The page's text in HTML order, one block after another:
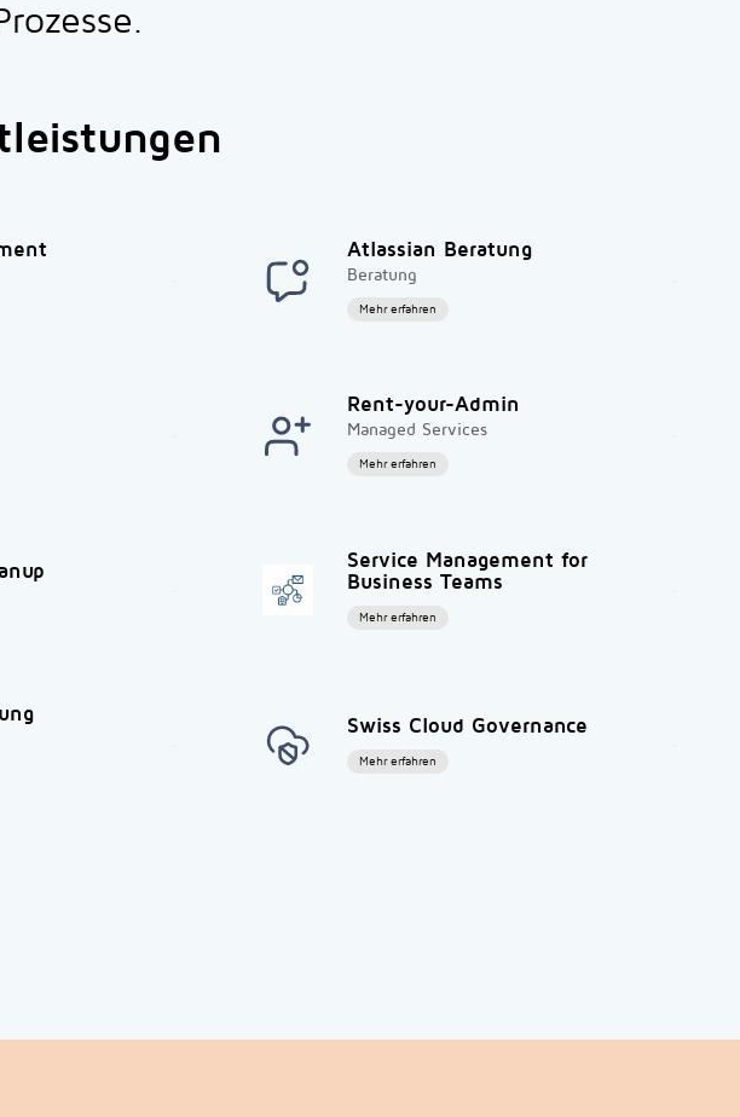
Atlassian Beratung
Beratung
Mehr erfahren
Rent-your-Admin
Managed Services
Mehr erfahren
Service Management for
Business Teams
Mehr erfahren
Swiss Cloud Governance
Mehr erfahren